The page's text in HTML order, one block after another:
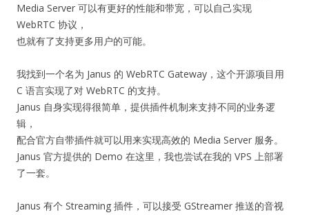
Media Server 可以有更好的性能和带宽，可以自己实现
WebRTC 协议，
也就有了支持更多用户的可能。
我找到一个名为 Janus 的 WebRTC Gateway，这个开源项目用
C 语言实现了对 WebRTC 的支持。
Janus 自身实现得很简单，提供插件机制来支持不同的业务逻
辑，
配合官方自带插件就可以用来实现高效的 Media Server 服务。
Janus 官方提供的 Demo 在这里，我也尝试在我的 VPS 上部署
了一套。
Janus 有个 Streaming 插件，可以接受 GStreamer 推送的音视